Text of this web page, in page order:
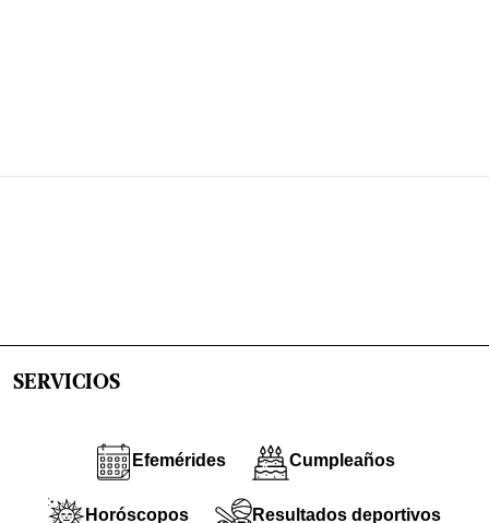
SERVICIOS
Efemérides Cumpleaños
Horóscopos Resultados deportivos